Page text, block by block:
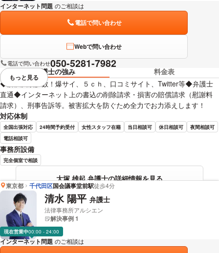
インターネット問題 のご相談は
電話で問い合わせ
Webで問い合わせ
電話で問い合わせ050-5281-7982
弁護士の強み
料金表
◆解決実績多数！爆サイ、５ｃｈ、口コミサイト、Twitter等◆弁護士
直通◆インターネット上の書込の削除請求・損害の賠償請求（慰謝料
請求）、刑事告訴等。被害拡大を防ぐため全力でお力添えします！
対応体制
全国出張対応 24時間予約受付 女性スタッフ在籍 当日相談可 休日相談可
夜間相談可
電話相談可
事務所設備
完全個室で相談
大塚 雄起 弁護士の詳細情報を見る
視覚的に省略されている要素を
もっと見る
東京都 千代田区国会議事堂前駅徒歩4分
清水 陽平 弁護士
法律事務所アルシエン
解決事例 1
現在営業中00:00 - 24:00
インターネット問題 のご相談は